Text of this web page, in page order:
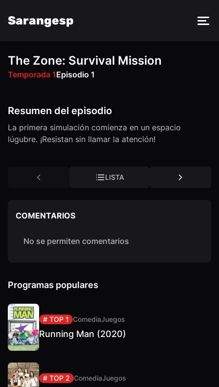
Sarangesp
The Zone: Survival Mission
Temporada 1Episodio 1
VK OK
Resumen del episodio
La primera simulación comienza en un espacio
lúgubre. ¡Resistan sin llamar la atención!
LISTA
COMENTARIOS
No se permiten comentarios
Programas populares
# TOP 1 ComediaJuegos
Running Man (2020)
# TOP 2 ComediaJuegos